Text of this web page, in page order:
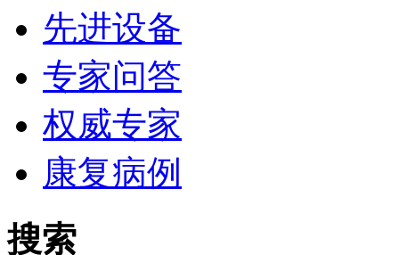
先进设备
专家问答
权威专家
康复病例
搜索